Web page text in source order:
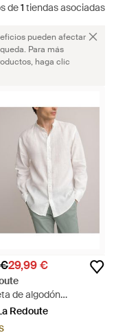
de1 tiendas asociadas
pueden afectar
Para más
haga clic
29,99 €
de algodón
con cuello redondo
Redoute